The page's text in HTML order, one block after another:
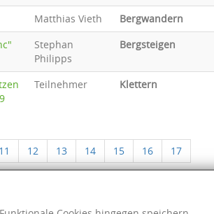
Matthias Vieth
Bergwandern
Stephan
Philipps
Bergsteigen
Teilnehmer Klettern
11 12 13 14 15 16
17